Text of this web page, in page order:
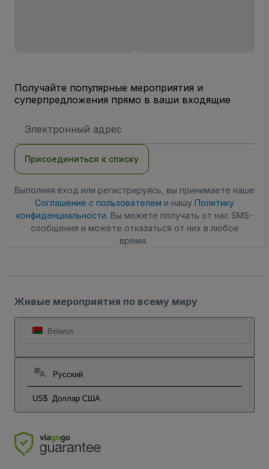
Получайте популярные мероприятия и
суперпредложения прямо в ваши входящие
электронной
Присоединиться к списку
Выполняя вход или регистрируясь, вы принимаете наше
Соглашение с пользователем и нашу Политику
конфиденциальности. Вы можете получать от нас SMS-
сообщения и можете отказаться от них в любое
время.
Живые мероприятия по всему миру
Belarus
Русский
US$ Доллар США